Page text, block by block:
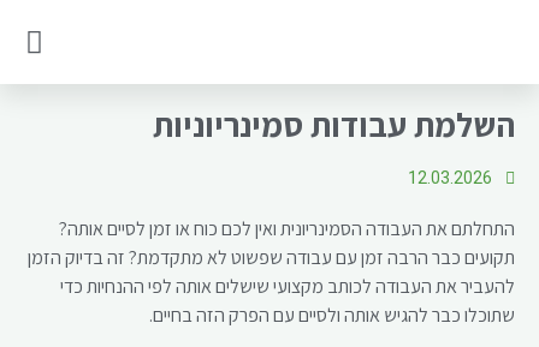
השלמת עבודות סמינריוניות
12.03.2026
התחלתם את העבודה הסמינריונית ואין לכם כוח או זמן לסיים אותה?
תקועים כבר הרבה זמן עם עבודה שפשוט לא מתקדמת? זה בדיוק הזמן
להעביר את העבודה לכותב מקצועי שישלים אותה לפי ההנחיות כדי
שתוכלו כבר להגיש אותה ולסיים עם הפרק הזה בחיים.